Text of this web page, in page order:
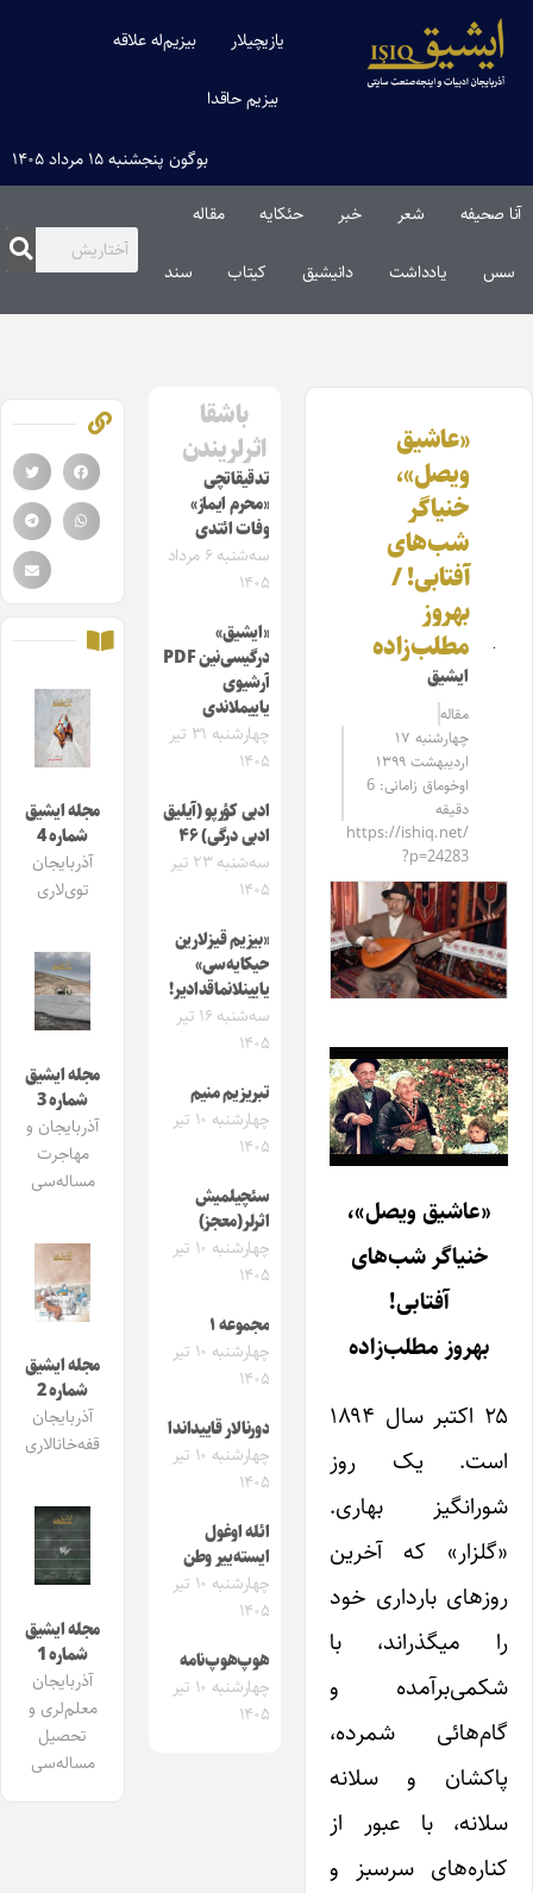
یازیچیلار بیزیم‌له علاقه
بیزیم حاقدا
بوگون پنجشنبه ۱۵ مرداد ۱۴۰۵
آنا صحیفه شعر خبر حئکایه مقاله‌
سس یادداشت دانیشیق کیتاب سند
«عاشیق
ویصل»،
خنیاگر
شب‌های
آفتابی! /
بهروز
مطلب‌زاده
ایشیق
مقاله‌
چهارشنبه ۱۷
اردیبهشت ۱۳۹۹
اوخوماق زامانی: 6
دقیقه
https://ishiq.net/
?p=24283
«عاشیق ویصل»،
خنیاگر شب‌های
آفتابی!
بهروز مطلب‌زاده
۲۵ اکتبر سال ۱۸۹۴
است. یک روز
شورانگیز بهاری.
«گلزار» که آخرین
روزهای بارداری خود
را میگذراند، با
شکمی‌برآمده و
گام‌هائی شمرده،
پاکشان و سلانه
سلانه، با عبور از
کناره‌های سرسبز و
باشقا
اثرلریندن
تدقیقاتچی
«محرم ایماز»
وفات ائتدی
سه‌شنبه ۶ مرداد
۱۴۰۵
«ایشیق»
درگیسی‌نین PDF
آرشیوی
یاییملاندی
چهارشنبه ۳۱ تیر
۱۴۰۵
ادبی کؤرپو (آیلیق
ادبی درگی) ۴۶
سه‌شنبه ۲۳ تیر
۱۴۰۵
«بیزیم قیزلارین
حیکایه‌سی»
یایینلانماقدادیر!
سه‌شنبه ۱۶ تیر
۱۴۰۵
تبریزیم منیم
چهارشنبه ۱۰ تیر
۱۴۰۵
سئچیلمیش
اثرلر(معجز)
چهارشنبه ۱۰ تیر
۱۴۰۵
مجموعه ۱
چهارشنبه ۱۰ تیر
۱۴۰۵
دورنالار قاییداندا
چهارشنبه ۱۰ تیر
۱۴۰۵
ائله اوغول
ایسته‌ییر وطن
چهارشنبه ۱۰ تیر
۱۴۰۵
هوپ‌هوپ‌نامه
چهارشنبه ۱۰ تیر
۱۴۰۵
مجله ایشیق
شماره 4
آذربایجان
توی‌لاری
مجله ایشیق
شماره 3
آذربایجان و
مهاجرت
مساله‌سی
مجله ایشیق
شماره 2
آذربایجان
قفه‌خانالاری
مجله ایشیق
شماره 1
آذربایجان
معلم‌لری و
تحصیل
مساله‌سی